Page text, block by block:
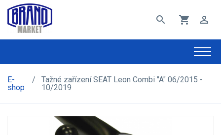
search shopping_cart perm_identity
E-
shop
/
Tažné zařízení SEAT Leon Combi "A" 06/2015 -
10/2019